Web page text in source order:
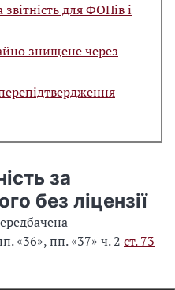
для ФОПів і
знищене через
за
без ліцензії
«36», пп. «37» ч. 2 ст. 73